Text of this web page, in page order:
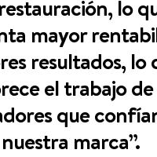
lo
mayor
resultados, lo
el trabajo de
que
nuestra marca”.